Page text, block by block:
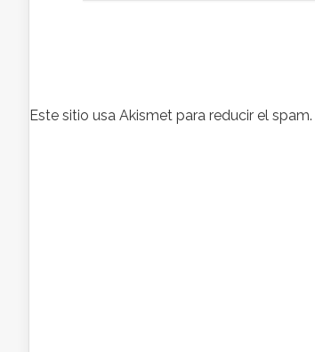
Este sitio usa Akismet para reducir el spam.